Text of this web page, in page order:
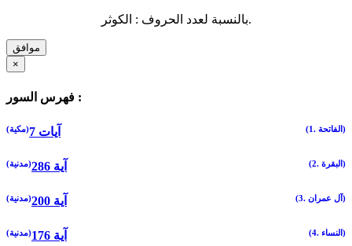
بالنسبة لعدد الحروف :الكوثر.
موافق
×
فهرس السور :
(1. الفاتحة) (مكية) 7 آيات
(2. البقرة) (مدنية) 286 آية
(3. آل عمران) (مدنية) 200 آية
(4. النساء) (مدنية) 176 آية